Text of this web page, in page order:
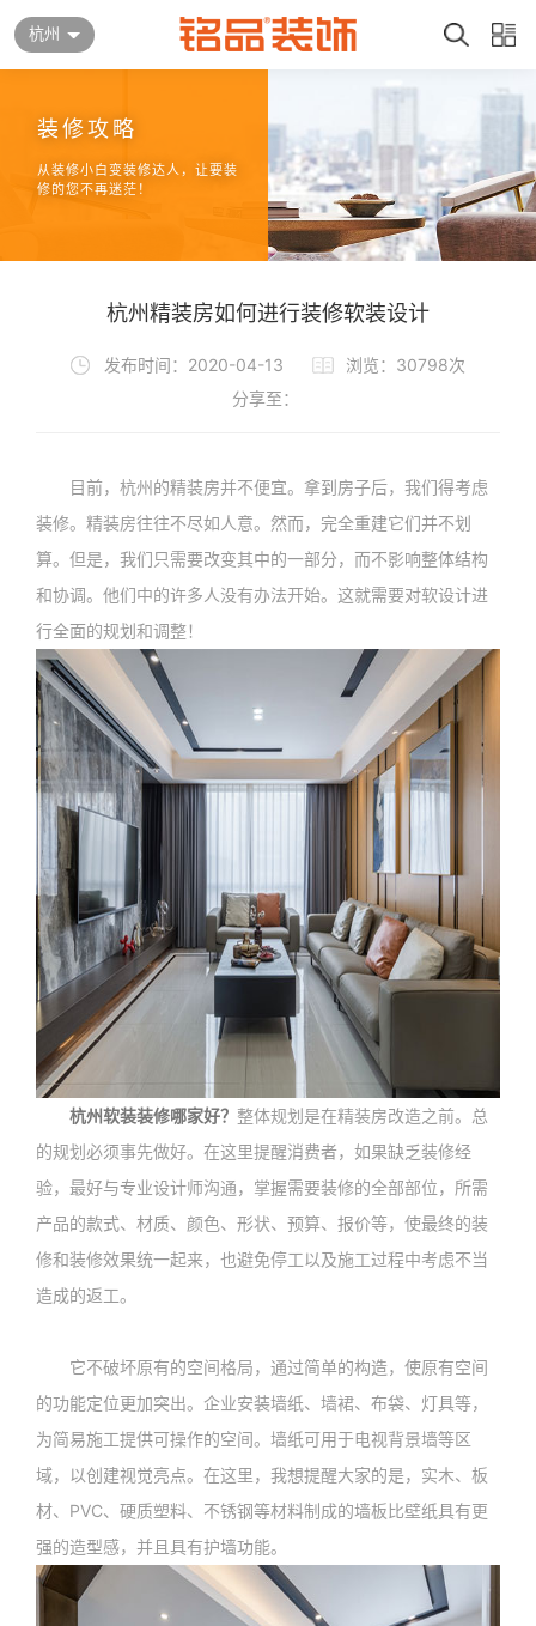
杭州
装修攻略
从装修小白变装修达人，让要装
修的您不再迷茫！
杭州精装房如何进行装修软装设计
发布时间：2020-04-13
浏览：30798次
分享至：
目前，杭州的精装房并不便宜。拿到房子后，我们得考虑
装修。精装房往往不尽如人意。然而，完全重建它们并不划
算。但是，我们只需要改变其中的一部分，而不影响整体结构
和协调。他们中的许多人没有办法开始。这就需要对软设计进
行全面的规划和调整！
杭州软装装修哪家好？ 整体规划是在精装房改造之前。总
的规划必须事先做好。在这里提醒消费者，如果缺乏装修经
验，最好与专业设计师沟通，掌握需要装修的全部部位，所需
产品的款式、材质、颜色、形状、预算、报价等，使最终的装
修和装修效果统一起来，也避免停工以及施工过程中考虑不当
造成的返工。
它不破坏原有的空间格局，通过简单的构造，使原有空间
的功能定位更加突出。企业安装墙纸、墙裙、布袋、灯具等，
为简易施工提供可操作的空间。墙纸可用于电视背景墙等区
域，以创建视觉亮点。在这里，我想提醒大家的是，实木、板
材、PVC、硬质塑料、不锈钢等材料制成的墙板比壁纸具有更
强的造型感，并且具有护墙功能。